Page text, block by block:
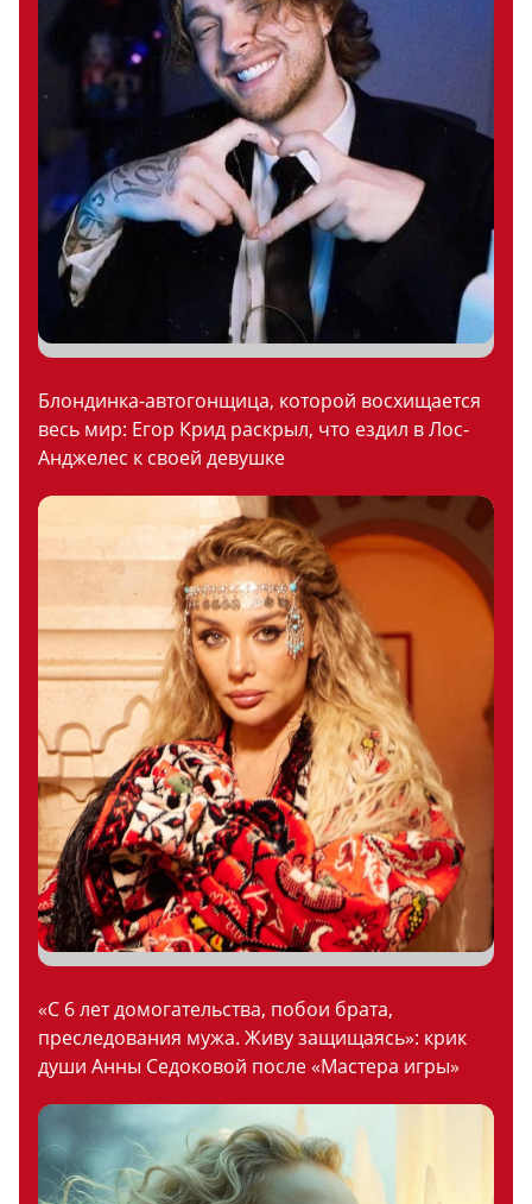
Блондинка-автогонщица, которой восхищается
весь мир: Егор Крид раскрыл, что ездил в Лос-
Анджелес к своей девушке
«С 6 лет домогательства, побои брата,
преследования мужа. Живу защищаясь»: крик
души Анны Седоковой после «Мастера игры»